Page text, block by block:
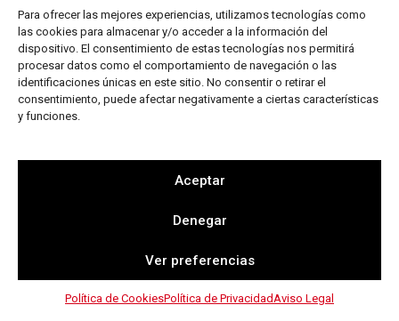
Para ofrecer las mejores experiencias, utilizamos tecnologías como
las cookies para almacenar y/o acceder a la información del
dispositivo. El consentimiento de estas tecnologías nos permitirá
procesar datos como el comportamiento de navegación o las
identificaciones únicas en este sitio. No consentir o retirar el
consentimiento, puede afectar negativamente a ciertas características
y funciones.
Aceptar
Denegar
Ver preferencias
Política de CookiesPolítica de PrivacidadAviso Legal
M: info@filmsport.es
Aviso Legal
Política de Privacidad